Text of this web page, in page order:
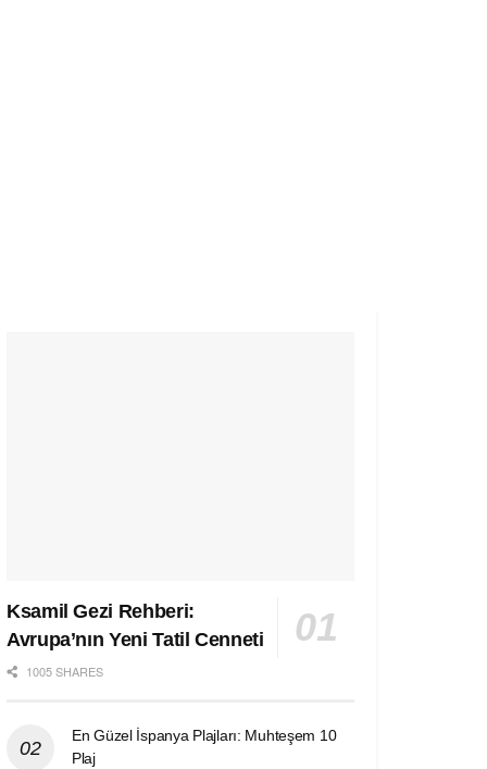
Ksamil Gezi Rehberi:
Avrupa’nın Yeni Tatil Cenneti
1005 SHARES
En Güzel İspanya Plajları: Muhteşem 10
Plaj